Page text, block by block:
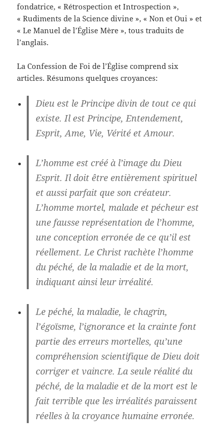
fondatrice, « Rétrospection et Introspection »,
« Rudiments de la Science divine », « Non et Oui » et
« Le Manuel de l’Église Mère », tous traduits de
l’anglais.
La Confession de Foi de l’Église comprend six
articles. Résumons quelques croyances:
Dieu est le Principe divin de tout ce qui
existe. Il est Principe, Entendement,
Esprit, Ame, Vie, Vérité et Amour.
L’homme est créé à l’image du Dieu
Esprit. Il doit être entièrement spirituel
et aussi parfait que son créateur.
L’homme mortel, malade et pécheur est
une fausse représentation de l’homme,
une conception erronée de ce qu’il est
réellement. Le Christ rachète l’homme
du péché, de la maladie et de la mort,
indiquant ainsi leur irréalité.
Le péché, la maladie, le chagrin,
l’égoïsme, l’ignorance et la crainte font
partie des erreurs mortelles, qu’une
compréhension scientifique de Dieu doit
corriger et vaincre. La seule réalité du
péché, de la maladie et de la mort est le
fait terrible que les irréalités paraissent
réelles à la croyance humaine erronée.